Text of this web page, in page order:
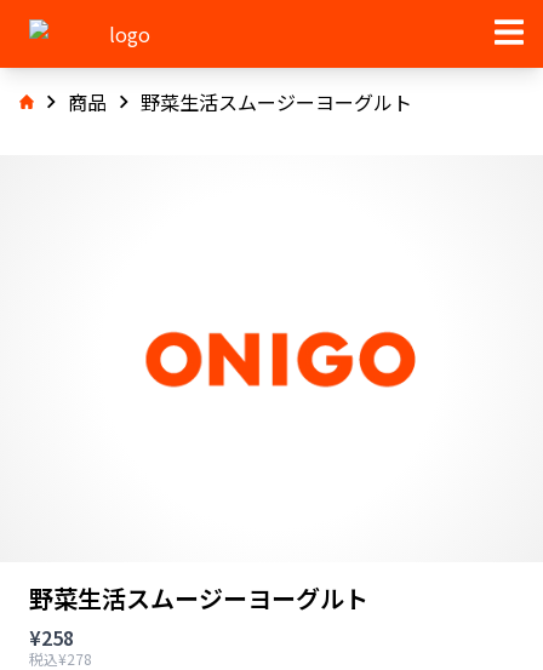
商品 野菜生活スムージーヨーグルト
野菜生活スムージーヨーグルト
¥258
税込¥278